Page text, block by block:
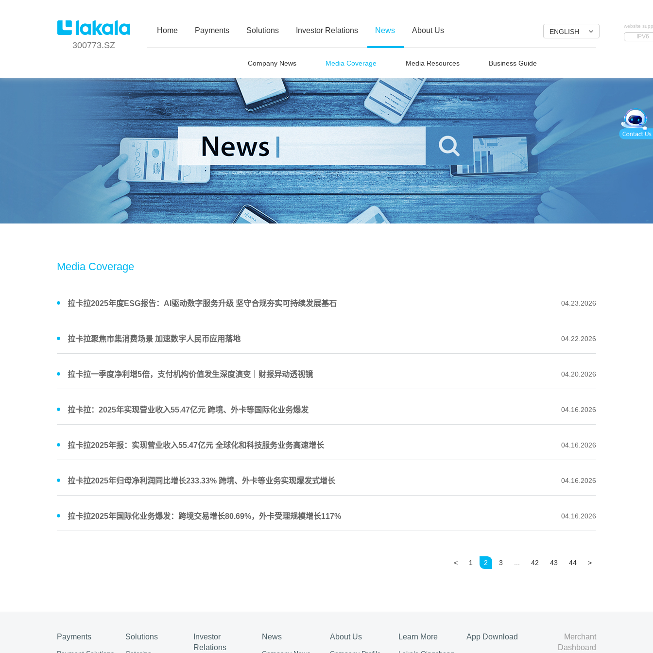
300773.SZ
Home Payments Solutions Investor Relations News
Company News Media Coverage Media Resources Business Guide
About Us
website
IPV6
ENGLISH
Media Coverage
拉卡拉2025年度ESG报告：AI驱动数字服务升级 坚守合规夯实可持续发展基石 04.23.2026
拉卡拉聚焦市集消费场景 加速数字人民币应用落地 04.22.2026
拉卡拉一季度净利增5倍，支付机构价值发生深度演变｜财报异动透视镜 04.20.2026
拉卡拉：2025年实现营业收入55.47亿元 跨境、外卡等国际化业务爆发 04.16.2026
拉卡拉2025年报：实现营业收入55.47亿元 全球化和科技服务业务高速增长 04.16.2026
拉卡拉2025年归母净利润同比增长233.33% 跨境、外卡等业务实现爆发式增长 04.16.2026
​拉卡拉2025年国际化业务爆发：跨境交易增长80.69%，外卡受理规模增长117% 04.16.2026
< 1 2 3 42 43 44 >
Payments Solutions
Investor
Relations
News About Us Learn More App Download
Merchant
Dashboard